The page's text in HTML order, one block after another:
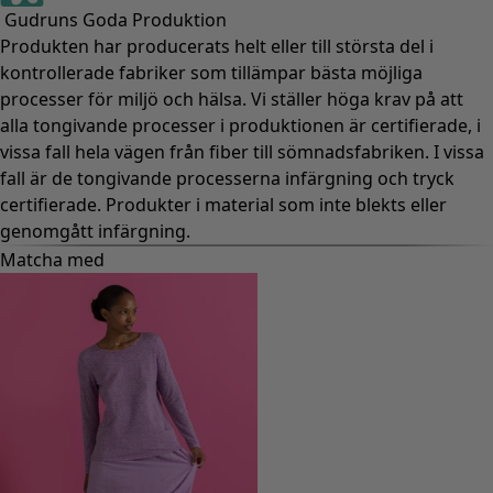
Gudruns Goda Produktion
Produkten har producerats helt eller till största del i
kontrollerade fabriker som tillämpar bästa möjliga
processer för miljö och hälsa. Vi ställer höga krav på att
alla tongivande processer i produktionen är certifierade, i
vissa fall hela vägen från fiber till sömnadsfabriken. I vissa
fall är de tongivande processerna infärgning och tryck
certifierade. Produkter i material som inte blekts eller
genomgått infärgning.
Matcha med